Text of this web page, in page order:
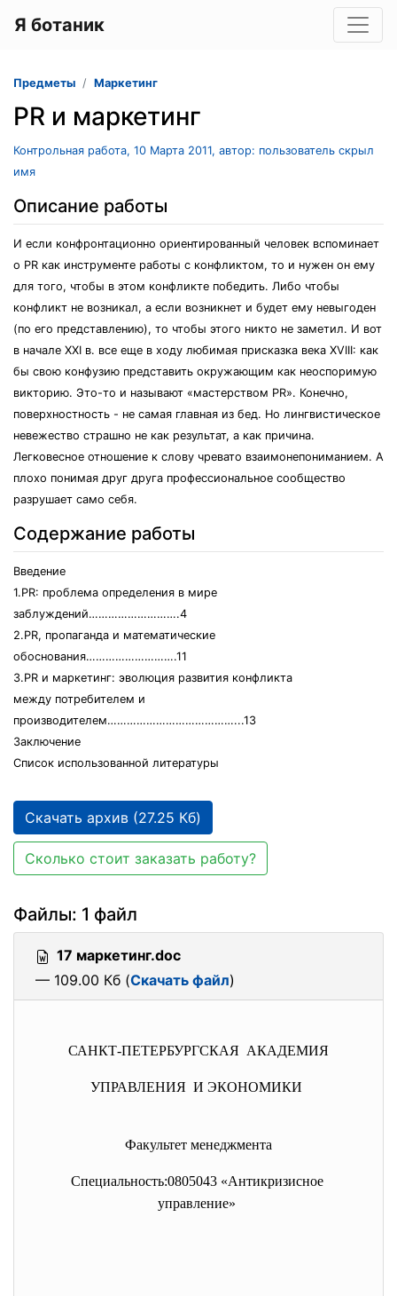
Я ботаник
Предметы Маркетинг
PR и маркетинг
Контрольная работа, 10 Марта 2011, автор: пользователь скрыл
имя
Описание работы
И если конфронтационно ориентированный человек вспоминает
о PR как инструменте работы с конфликтом, то и нужен он ему
для того, чтобы в этом конфликте победить. Либо чтобы
конфликт не возникал, а если возникнет и будет ему невыгоден
(по его представлению), то чтобы этого никто не заметил. И вот
в начале XXI в. все еще в ходу любимая присказка века XVIII: как
бы свою конфузию представить окружающим как неоспоримую
викторию. Это-то и называют «мастерством PR». Конечно,
поверхностность - не самая главная из бед. Но лингвистическое
невежество страшно не как результат, а как причина.
Легковесное отношение к слову чревато взаимонепониманием. А
плохо понимая друг друга профессиональное сообщество
разрушает само себя.
Содержание работы
Введение
1.PR: проблема определения в мире
заблуждений……………………….4
2.PR, пропаганда и математические
обоснования……………………….11
3.PR и маркетинг: эволюция развития конфликта
между потребителем и
производителем…………………………………...13
Заключение
Список использованной литературы
Скачать архив (27.25 Кб)
Сколько стоит заказать работу?
Файлы: 1 файл
17 маркетинг.doc
— 109.00 Кб (Скачать файл)
САНКТ-ПЕТЕРБУРГСКАЯ АКАДЕМИЯ
УПРАВЛЕНИЯ И ЭКОНОМИКИ
Факультет менеджмента
Специальность:0805043 «Антикризисное
управление»